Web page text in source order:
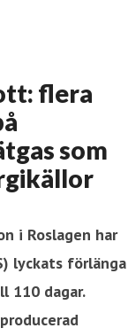
flera
som
i Roslagen har
lyckats förlänga
110 dagar.